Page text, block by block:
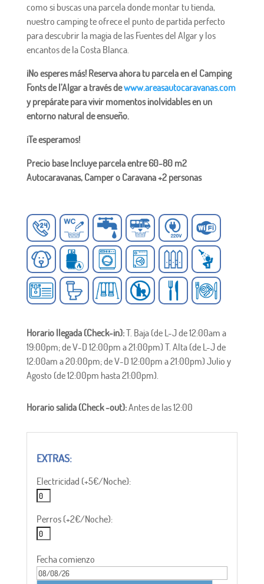
como si buscas una parcela donde montar tu tienda,
nuestro camping te ofrece el punto de partida perfecto
para descubrir la magia de las Fuentes del Algar y los
encantos de la Costa Blanca.
¡No esperes más! Reserva ahora tu parcela en el Camping
Fonts de l’Algar a través dewww.areasautocaravanas.com
y prepárate para vivir momentos inolvidables en un
entorno natural de ensueño.
¡Te esperamos!
Precio base Incluye parcela entre 60-80 m2
Autocaravanas, Camper o Caravana +2 personas
Horario llegada (Check-in):T. Baja (de L-J de 12:00am a
19:00pm; de V-D 12:00pm a 21:00pm) T. Alta (de L-J de
12:00am a 20:00pm; de V-D 12:00pm a 21:00pm) Julio y
Agosto (de 12:00pm hasta 21:00pm).
Horario salida (Check -out):Antes de las 12:00
Electricidad (+5€/Noche):
Perros (+2€/Noche):
Fecha comienzo